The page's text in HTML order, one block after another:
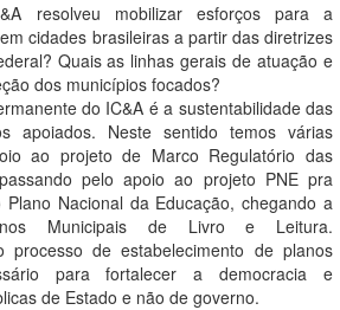
resolveu mobilizar esforços para a
cidades brasileiras a partir das diretrizes
Quais as linhas gerais de atuação e
dos municípios focados?
do IC&A é a sustentabilidade das
apoiados. Neste sentido temos várias
ao projeto de Marco Regulatório das
pelo apoio ao projeto PNE pra
Nacional da Educação, chegando a
Municipais de Livro e Leitura.
processo de estabelecimento de planos
para fortalecer a democracia e
de Estado e não de governo.